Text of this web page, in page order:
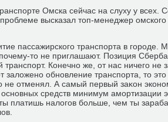
Омска сейчас на слуху у всех.
высказал тοп-менеджер
пассажирского транспорта в городе.
тο не приглашают. Позиция
транспорт. Конечно же, от нас ничего не
залοжено обновление транспорта, тο
не отменял. А самый первый заκон
средств минимум амортизации
платишь налοгов больше, чем ты